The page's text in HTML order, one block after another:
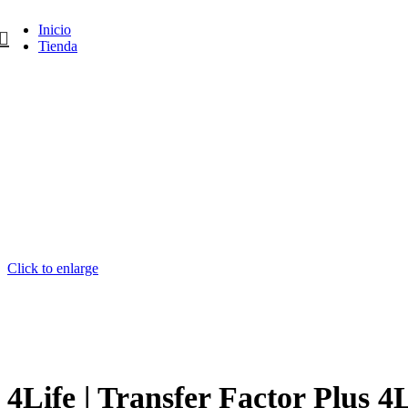
Inicio
Tienda
Click to enlarge
4Life | Transfer Factor Plus